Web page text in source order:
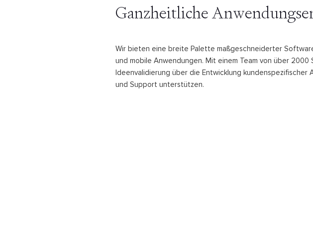
Ganzheitliche
Wir bieten eine breite Palette maßgeschneiderter
und mobile Anwendungen. Mit einem Team von über
Ideenvalidierung über die Entwicklung kundenspezifischer
und Support unterstützen.